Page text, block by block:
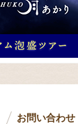
お問い合わせ